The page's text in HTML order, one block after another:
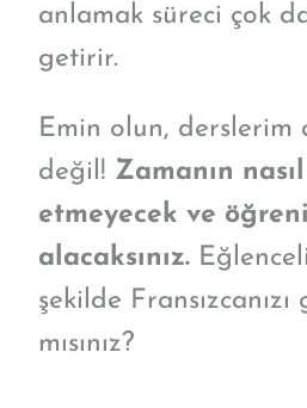
anlamak süreci çok
getirir.
Emin olun, derslerim
değil! Zamanın
etmeyecek ve
alacaksınız.
şekilde
mısınız?